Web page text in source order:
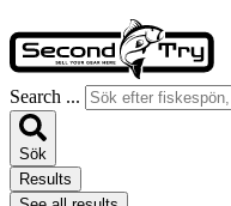
Search ...
Sök
Results